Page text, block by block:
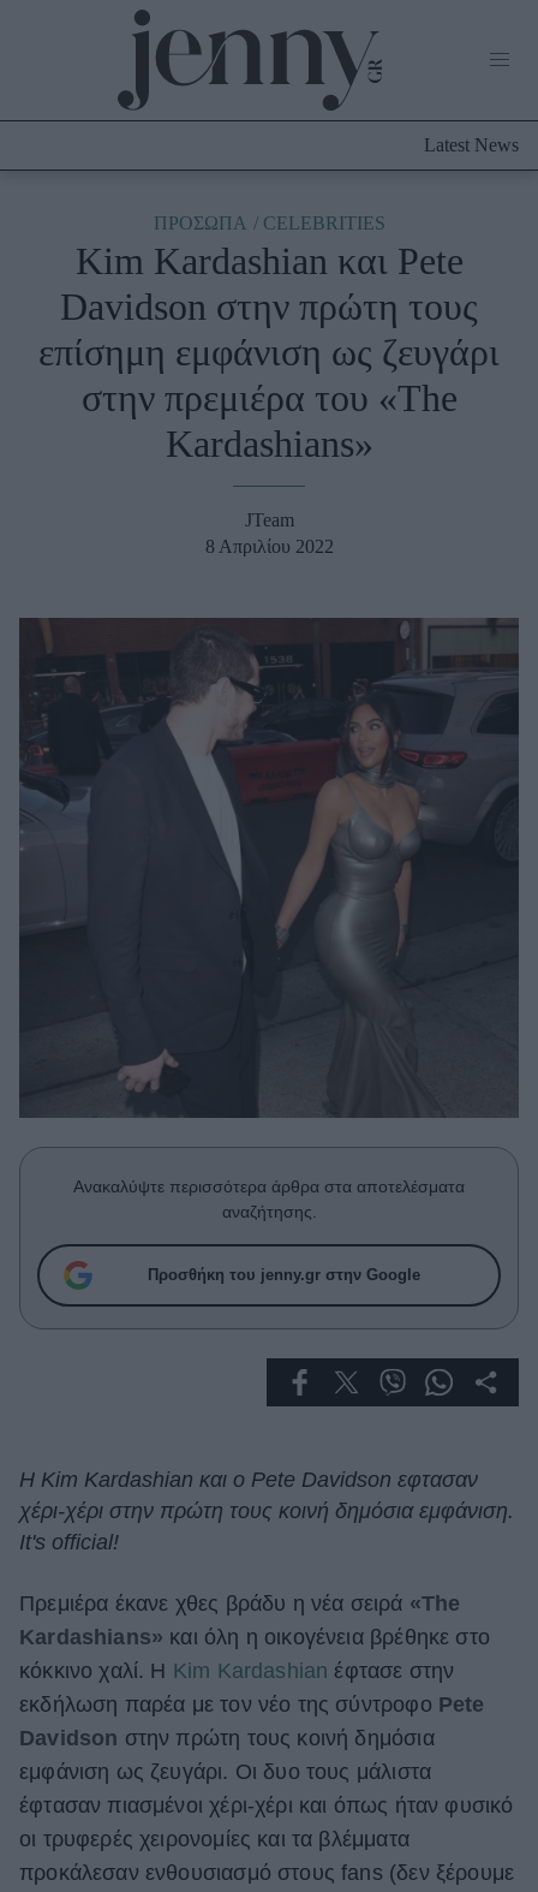
Culture
Fashion
Shopping
Styling Tips
Fashion News
Beauty - Ομορφιά
Well being
Ψυχολογία
Υγεία + Διατροφή
Fitness
Woman Power
Συνεντεύξεις
Who
True Stories
Ζώδια
Cooking
Green
ΒΟΞ
Χωρίς Ταμπέλες
Women's Forum
Latest News
ΠΡΟΣΩΠΑ CELEBRITIES
Kim Kardashian και Pete
Davidson στην πρώτη τους
επίσημη εμφάνιση ως ζευγάρι
στην πρεμιέρα του «Τhe
Kardashians»
JTeam
8 Απριλίου 2022
Ανακαλύψτε περισσότερα άρθρα στα αποτελέσματα
αναζήτησης.
Προσθήκη του jenny.gr στην Google
H Kim Kardashian και ο Pete Davidson εφτασαν
χέρι-χέρι στην πρώτη τους κοινή δημόσια εμφάνιση.
It's official!
Πρεμιέρα έκανε χθες βράδυ η νέα σειρά «Τhe
Kardashians» και όλη η οικογένεια βρέθηκε στο
κόκκινο χαλί. Η Kim Kardashian έφτασε στην
εκδήλωση παρέα με τον νέο της σύντροφο Pete
Davidson στην πρώτη τους κοινή δημόσια
εμφάνιση ως ζευγάρι. Oι δυο τους μάλιστα
έφτασαν πιασμένοι χέρι-χέρι και όπως ήταν φυσικό
οι τρυφερές χειρονομίες και τα βλέμματα
προκάλεσαν ενθουσιασμό στους fans (δεν ξέρουμε